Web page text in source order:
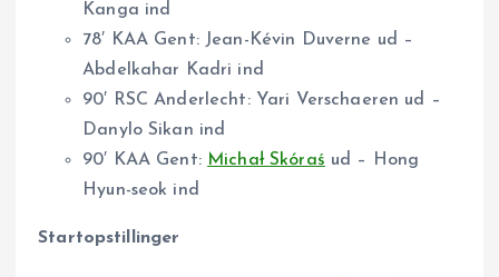
Kanga ind
78′ KAA Gent: Jean-Kévin Duverne ud –
Abdelkahar Kadri ind
90′ RSC Anderlecht: Yari Verschaeren ud –
Danylo Sikan ind
90′ KAA Gent: Michał Skóraś ud – Hong
Hyun-seok ind
Startopstillinger